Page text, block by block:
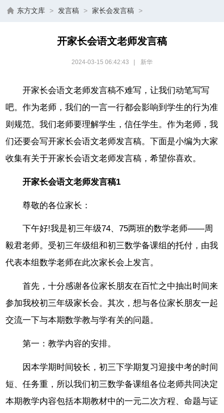
东方文库 > 发言稿 > 家长会发言稿 >
开家长会语文老师发言稿
2024-03-15 06:42:43 新华
开家长会语文老师发言稿不难写，让我们动笔写写
吧。作为老师，我们的一言一行都会影响到学生的行为准
则规范。我们老师要理解学生，信任学生。作为老师，我
们还要会写开家长会语文老师发言稿。下面是小编为大家
收集有关于开家长会语文老师发言稿，希望你喜欢。
开家长会语文老师发言稿1
尊敬的各位家长：
下午好!我是初三年级74、75两班的数学老师——周
毅君老师。受初三年级组和初三数学备课组的托付，由我
代表本组数学老师在此次家长会上发言。
首先，十分感谢各位家长朋友在百忙之中抽出时间来
参加我校初三年级家长会。其次，想与各位家长朋友一起
交流一下与本期数学教与学有关的问题。
第一：教学内容的安排。
因本学期时间较长，初三下学期复习迎接中考的时间
短、任务重，所以我们初三数学备课组各位老师共同决定
本期教学内容包括本期教材中的一元二次方程、命题与证